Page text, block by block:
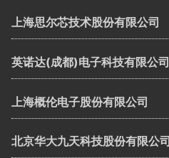
上海思尔芯技术股份有限公司
英诺达(成都)电子科技有限公司
上海概伦电子股份有限公司
北京华大九天科技股份有限公司